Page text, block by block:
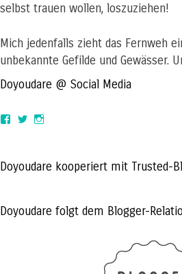
selbst trauen wollen, loszuziehen!
Mich jedenfalls zieht das Fernweh
unbekannte Gefilde und Gewässer.
Doyoudare @ Social Media
View
Facebook
View
TwitterInstagram
Doyoudare kooperiert mit Trusted-
Doyoudare folgt dem Blogger-